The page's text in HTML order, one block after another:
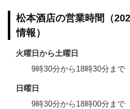
松本酒店の営業時間（
情報）
火曜日から土曜日
9時30分から18時30分まで
日曜日
9時30分から18時00分まで